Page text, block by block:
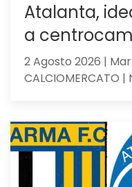
Atalanta,
a
2 Agosto 2026 |
CALCIOMERCATO